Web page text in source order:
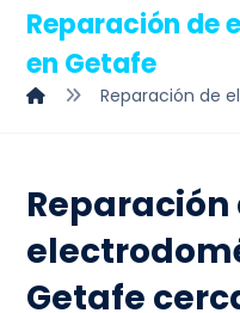
Reparación de
en Getafe
Reparación de
Reparación
Getafe